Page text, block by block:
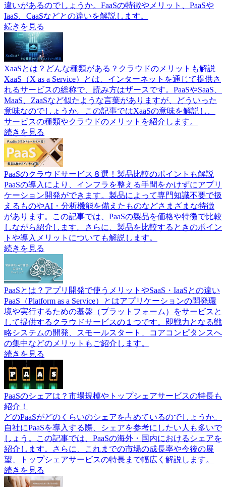
違いがあるのでしょうか。FaaSの特徴やメリット、PaaSや
IaaS、CaaSなどとの違いを解説します。
続きを見る
XaaSとは？どんな種類がある？クラウドのメリットも解説
XaaS（X as a Service）とは、インターネットを通じて提供さ
れるサービスの総称で、読み方はザースです。PaaSやSaaS、
MaaS、ZaaSなど似たような言葉がありますが、どういった
意味なのでしょうか。この記事ではXaaSの意味を解説し、
サービスの種類やクラウドのメリットを紹介します。
続きを見る
PaaSのクラウドサービス８選！製品比較のポイントも解説
PaaSの導入により、インフラを整える手間をかけずにアプリ
ケーション開発ができます。製品によって専門知識不要で扱
えるものやAI・分析機能を備えたものなどさまざまな特徴
があります。この記事では、PaaSの製品を価格や特徴で比較
しながら紹介します。さらに、製品を比較するときのポイン
トや導入メリットについても解説します。
続きを見る
PaaSとは？アプリ開発で使うメリットやSaaS・IaaSとの違い
PaaS（Platform as a Service）とはアプリケーションの開発環
境や実行するための基盤（プラットフォーム）をサービスと
して提供するクラウドサービスの１つです。即戦力となる戦
略システムの開発、スモールスタート、コアコンピタンスへ
の集中などのメリットもご紹介します。
続きを見る
PaaSのシェアは？市場規模やトップシェアサービスの特長も
紹介！
どのPaaSがどのくらいのシェアを占めているのでしょうか。
自社にPaaSを導入する際、シェアを参考にしたい人も多いで
しょう。この記事では、PaaSの海外・国内におけるシェアを
紹介します。さらに、これまでの市場の成長率や今後の展
望、トップシェアサービスの特長まで幅広く解説します。
続きを見る